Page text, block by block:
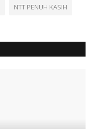
NTT PENUH KASIH